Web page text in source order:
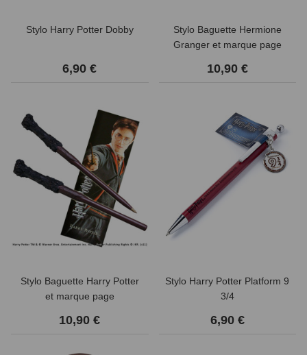
Stylo Harry Potter Dobby
6,90 €
Stylo Baguette Hermione
Granger et marque page
10,90 €
Stylo Baguette Harry Potter
et marque page
10,90 €
Stylo Harry Potter Platform 9
3/4
6,90 €